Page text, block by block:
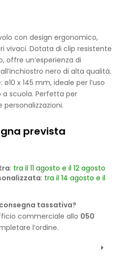
con design ergonomico,
vivaci. Dotata di clip resistente
offre un’esperienza di
nero di alta qualità.
x 145 mm, ideale per l’uso
scuola. Perfetta per
prevista
: tra il 11 agosto e il 12 agosto
: tra il 14 agosto e il
tassativa?
commerciale allo 050
l’ordine.